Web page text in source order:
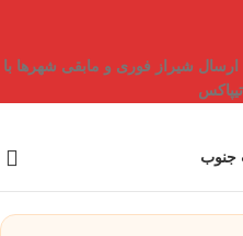
برای خرید بالای 3 تومن | ارسال شیراز فوری و مابقی شهرها با